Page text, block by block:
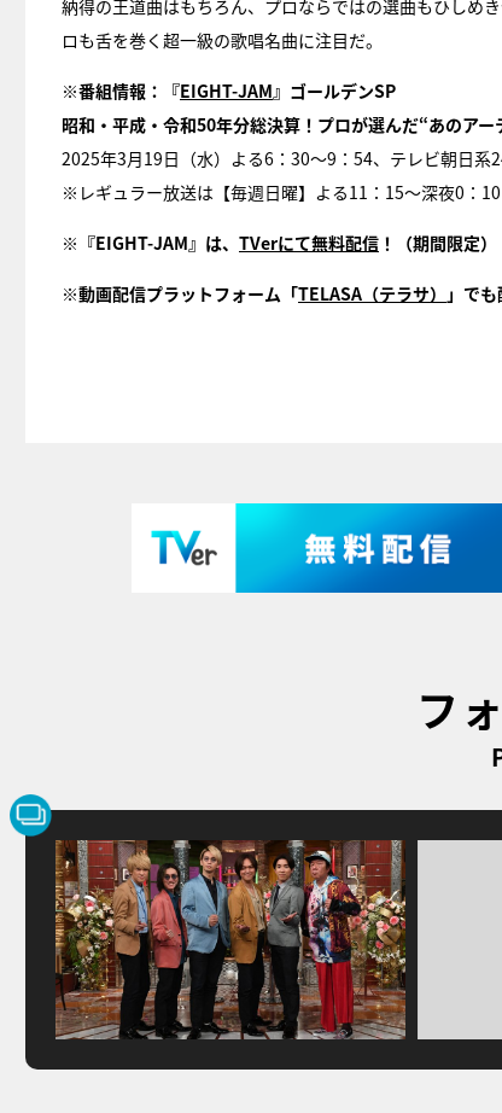
納得の王道曲はもちろん、プロならではの選曲もひし
ロも舌を巻く超一級の歌唱名曲に注目だ。
※番組情報：『EIGHT-JAM』ゴールデンSP
昭和・平成・令和50年分総決算！プロが選んだ“あのア
2025年3月19日（水）よる6：30～9：54、テレビ朝日系
※レギュラー放送は【毎週日曜】よる11：15～深夜0：10
※『EIGHT-JAM』は、 TVerにて無料配信 ！（期間限定）
※動画配信プラットフォーム「TELASA（テラサ） 」でも
フ